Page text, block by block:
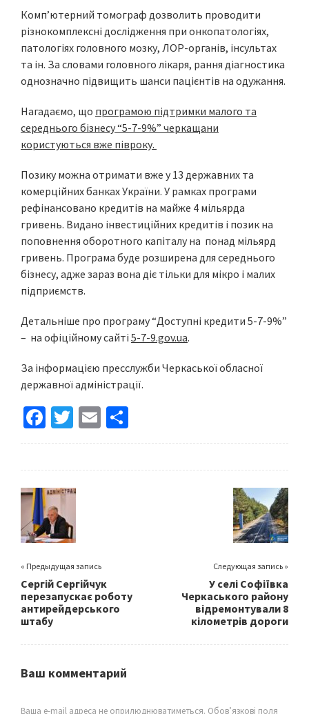
Комп’ютерний томограф дозволить проводити
різнокомплексні дослідження при онкопатологіях,
патологіях головного мозку, ЛОР-органів, інсультах
та ін. За словами головного лікаря, рання діагностика
однозначно підвищить шанси пацієнтів на одужання.
Нагадаємо, що програмою підтримки малого та
середнього бізнесу “5-7-9%” черкащани
користуються вже півроку.
Позику можна отримати вже у 13 державних та
комерційних банках України. У рамках програми
рефінансовано кредитів на майже 4 мільярда
гривень. Видано інвестиційних кредитів і позик на
поповнення оборотного капіталу на понад мільярд
гривень. Програма буде розширена для середнього
бізнесу, адже зараз вона діє тільки для мікро і малих
підприємств.
Детальніше про програму “Доступні кредити 5-7-9%”
– на офіційному сайті 5-7-9.gov.ua.
За інформацією пресслужби Черкаської обласної
державної адміністрації.
Fa
ce
o
o
k
T
wi
er
E
m h
« Предыдущая запись
Сергій Сергійчук
перезапускає роботу
антирейдерського
штабу
Следующая запись »
У селі Софіївка
Черкаського району
відремонтували 8
кілометрів дороги
Ваш комментарий
Ваша e-mail адреса не оприлюднюватиметься. Обов’язкові поля